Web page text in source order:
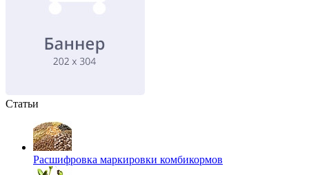
Статьи
Расшифровка маркировки комбикормов